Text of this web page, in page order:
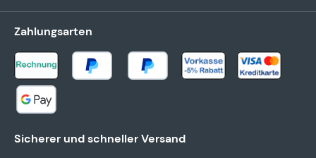
Zahlungsarten
Sicherer und schneller Versand